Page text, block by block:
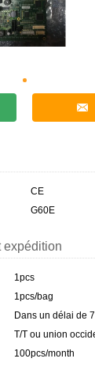
CE
G60E
expédition
1pcs
1pcs/bag
Dans un délai de
T/T ou union
100pcs/month